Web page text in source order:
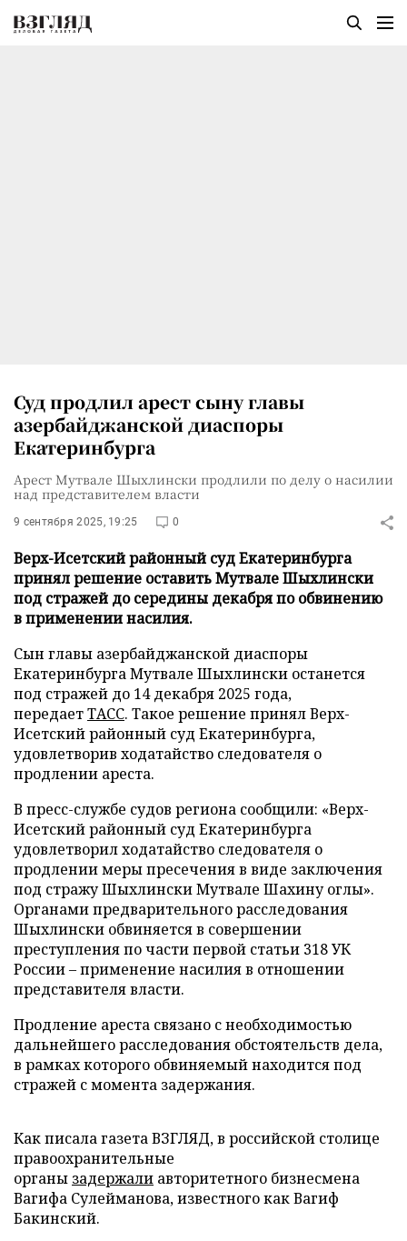
Суд продлил арест сыну главы
азербайджанской диаспоры
Екатеринбурга
Арест Мутвале Шыхлински продлили по делу о насилии
над представителем власти
9 сентября 2025, 19:25 0
Верх-Исетский районный суд Екатеринбурга
принял решение оставить Мутвале Шыхлински
под стражей до середины декабря по обвинению
в применении насилия.
Сын главы азербайджанской диаспоры
Екатеринбурга Мутвале Шыхлински останется
под стражей до 14 декабря 2025 года,
передаетТАСС. Такое решение принял Верх-
Исетский районный суд Екатеринбурга,
удовлетворив ходатайство следователя о
продлении ареста.
В пресс-службе судов региона сообщили: «Верх-
Исетский районный суд Екатеринбурга
удовлетворил ходатайство следователя о
продлении меры пресечения в виде заключения
под стражу Шыхлински Мутвале Шахину оглы».
Органами предварительного расследования
Шыхлински обвиняется в совершении
преступления по части первой статьи 318 УК
России – применение насилия в отношении
представителя власти.
Продление ареста связано с необходимостью
дальнейшего расследования обстоятельств дела,
в рамках которого обвиняемый находится под
стражей с момента задержания.
Как писала газета ВЗГЛЯД, в российской столице
правоохранительные
органы задержали авторитетного бизнесмена
Вагифа Сулейманова, известного как Вагиф
Бакинский.